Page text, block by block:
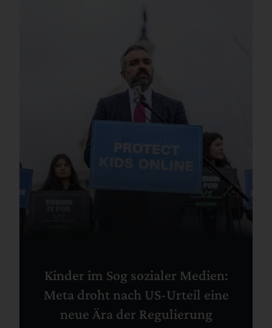
Kinder im Sog sozialer Medien:
Meta droht nach US-Urteil eine
neue Ära der Regulierung